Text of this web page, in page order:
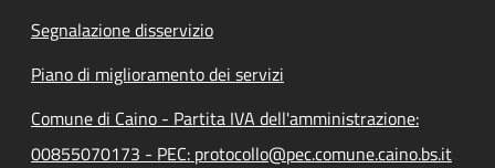
Segnalazione disservizio
Piano di miglioramento dei servizi
Comune di Caino - Partita IVA dell'amministrazione:
00855070173 - PEC: protocollo@pec.comune.caino.bs.it